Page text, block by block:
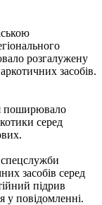
розгалужену
засобів.
поширювало
серед
спецслужби
засобів серед
підрив
у повідомленні.